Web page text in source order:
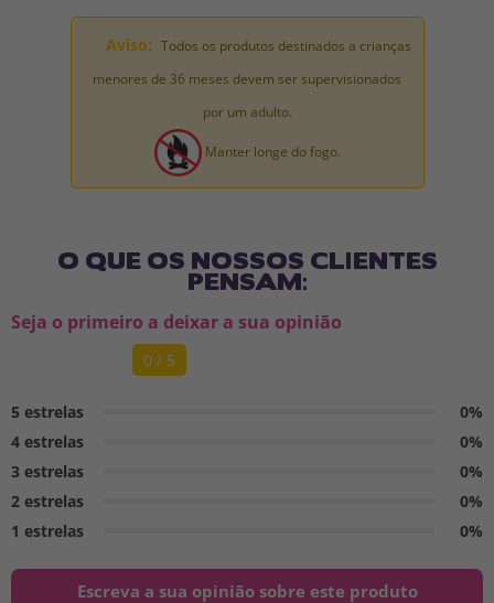
Aviso: Todos os produtos destinados a crianças
menores de 36 meses devem ser supervisionados
por um adulto.
Manter longe do fogo.
O QUE OS NOSSOS CLIENTES
PENSAM:
Seja o primeiro a deixar a sua opinião
0 / 5
5 estrelas
0%
4 estrelas
0%
3 estrelas
0%
2 estrelas
0%
1 estrelas
0%
Escreva a sua opinião sobre este produto